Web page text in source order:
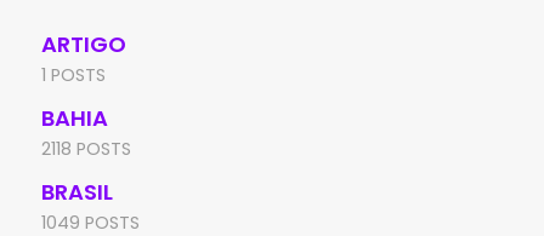
ARTIGO
1 POSTS
BAHIA
2118 POSTS
BRASIL
1049 POSTS